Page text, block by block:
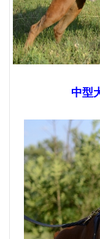
中型